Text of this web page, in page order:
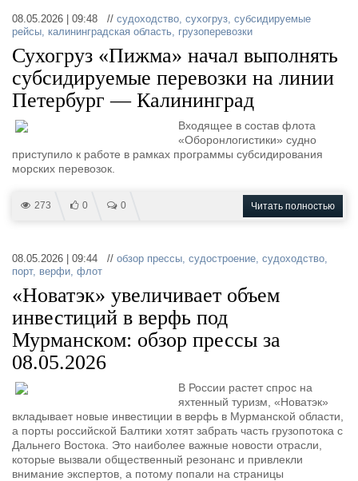
08.05.2026 | 09:48 // судоходство, сухогруз, субсидируемые
рейсы, калининградская область, грузоперевозки
Сухогруз «Пижма» начал выполнять
субсидируемые перевозки на линии
Петербург — Калининград
Входящее в состав флота
«Оборонлогистики» судно
приступило к работе в рамках программы субсидирования
морских перевозок.
273 0 0 Читать полностью
08.05.2026 | 09:44 // обзор прессы, судостроение, судоходство,
порт, верфи, флот
«Новатэк» увеличивает объем
инвестиций в верфь под
Мурманском: обзор прессы за
08.05.2026
В России растет спрос на
яхтенный туризм, «Новатэк»
вкладывает новые инвестиции в верфь в Мурманской области,
а порты российской Балтики хотят забрать часть грузопотока с
Дальнего Востока. Это наиболее важные новости отрасли,
которые вызвали общественный резонанс и привлекли
внимание экспертов, а потому попали на страницы